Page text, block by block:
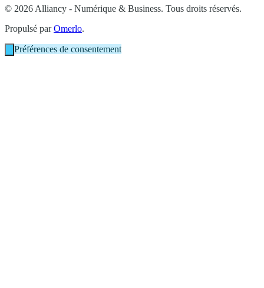
© 2026 Alliancy - Numérique & Business. Tous droits réservés.
Propulsé parOmerlo.
Préférences de consentement